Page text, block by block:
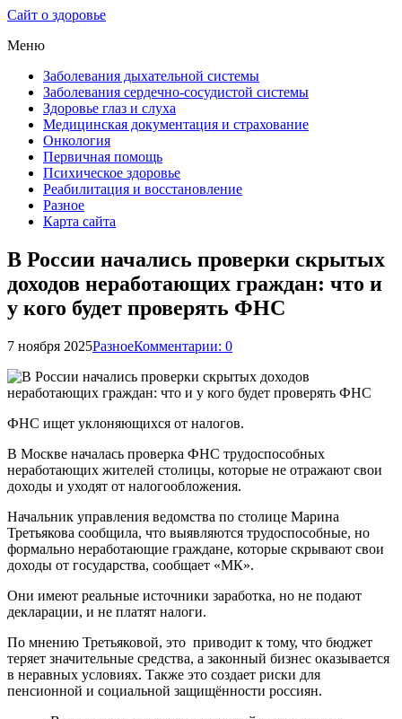
Сайт о здоровье
Меню
Заболевания дыхательной системы
Заболевания сердечно-сосудистой системы
Здоровье глаз и слуха
Медицинская документация и страхование
Онкология
Первичная помощь
Психическое здоровье
Реабилитация и восстановление
Разное
Карта сайта
В России начались проверки скрытых
доходов неработающих граждан: что и
у кого будет проверять ФНС
7 ноября 2025РазноеКомментарии: 0
ФНС ищет уклоняющихся от налогов.
В Москве началась проверка ФНС трудоспособных
неработающих жителей столицы, которые не отражают свои
доходы и уходят от налогообложения.
Начальник управления ведомства по столице Марина
Третьякова сообщила, что выявляются трудоспособные, но
формально неработающие граждане, которые скрывают свои
доходы от государства, сообщает «МК».
Они имеют реальные источники заработка, но не подают
декларации, и не платят налоги.
По мнению Третьяковой, это приводит к тому, что бюджет
теряет значительные средства, а законный бизнес оказывается
в неравных условиях. Также это создает риски для
пенсионной и социальной защищённости россиян.